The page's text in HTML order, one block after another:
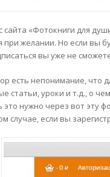
«Фотокниги для
при желании. Но если вы
вы уже не
есть непонимание, что
статьи, уроки и т.д., о
это нужно через вот эту
случае, если вы